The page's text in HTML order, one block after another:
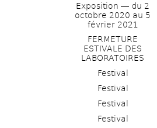
Exposition ― du 2
octobre 2020 au 5
février 2021
FERMETURE
ESTIVALE DES
LABORATOIRES
Festival
Festival
Festival
Festival